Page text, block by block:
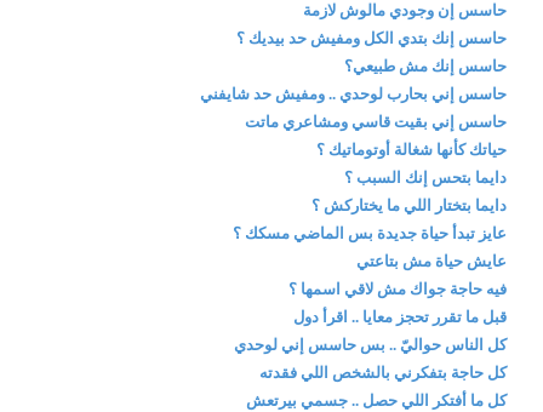
حاسس إن وجودي مالوش لازمة
حاسس إنك بتدي الكل ومفيش حد بيديك ؟
حاسس إنك مش طبيعي؟
حاسس إني بحارب لوحدي .. ومفيش حد شايفني
حاسس إني بقيت قاسي ومشاعري ماتت
حياتك كأنها شغالة أوتوماتيك ؟
دايما بتحس إنك السبب ؟
دايما بتختار اللي ما يختاركش ؟
عايز تبدأ حياة جديدة بس الماضي مسكك ؟
عايش حياة مش بتاعتي
فيه حاجة جواك مش لاقي اسمها ؟
قبل ما تقرر تحجز معايا .. اقرأ دول
كل الناس حواليّ .. بس حاسس إني لوحدي
كل حاجة بتفكرني بالشخص اللي فقدته
كل ما أفتكر اللي حصل .. جسمي بيرتعش